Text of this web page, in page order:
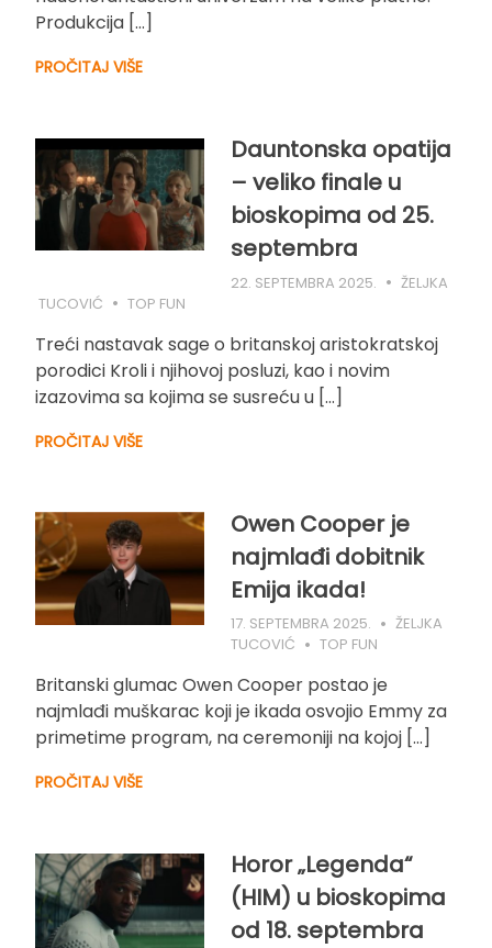
Produkcija […]
PROČITAJ VIŠE
Dauntonska opatija
– veliko finale u
bioskopima od 25.
septembra
22. SEPTEMBRA 2025.
ŽELJKA
TUCOVIĆ
TOP FUN
Treći nastavak sage o britanskoj aristokratskoj
porodici Kroli i njihovoj posluzi, kao i novim
izazovima sa kojima se susreću u […]
PROČITAJ VIŠE
Owen Cooper je
najmlađi dobitnik
Emija ikada!
17. SEPTEMBRA 2025.
ŽELJKA
TUCOVIĆ
TOP FUN
Britanski glumac Owen Cooper postao je
najmlađi muškarac koji je ikada osvojio Emmy za
primetime program, na ceremoniji na kojoj […]
PROČITAJ VIŠE
Horor „Legenda“
(HIM) u bioskopima
od 18. septembra